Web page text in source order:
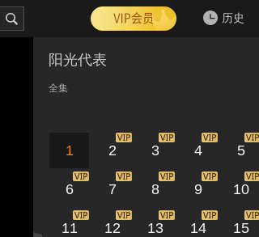
历史
阳光代表
全集
1 2 3 4 5
6 7 8 9 10
11 12 13 14 15